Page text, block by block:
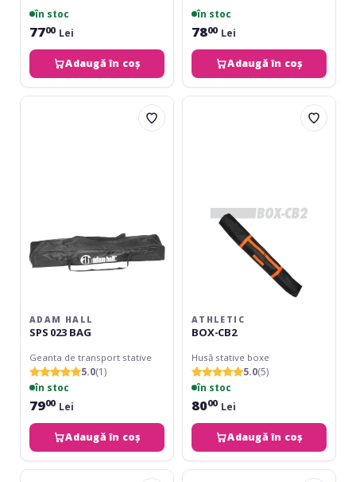
în stoc
7700 Lei
Adaugă în coș
în stoc
7800 Lei
Adaugă în coș
Adam
ADAM HALL
SPS 023 BAG
Geanta de transport stative
5.0(1)
în stoc
7900 Lei
Adaugă în coș
Athletic
ATHLETIC
BOX-CB2
Husă stative boxe
5.0(5)
în stoc
8000 Lei
Adaugă în coș
Hora
Hora